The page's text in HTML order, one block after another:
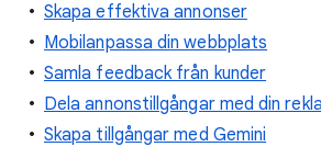
Skapa effektiva annonser
Mobilanpassa din webbplats
Samla feedback från kunder
Dela annonstillgångar med din
Skapa tillgångar med Gemini